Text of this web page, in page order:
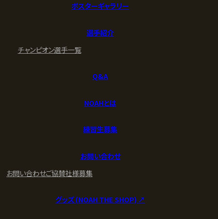
ポスターギャラリー
選手紹介
チャンピオン選手一覧
Q&A
NOAHとは
練習生募集
お問い合わせ
お問い合わせご協賛社様募集
グッズ (NOAH THE SHOP) ↗︎